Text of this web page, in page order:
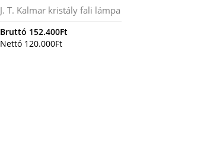
J. T. Kalmar kristály fali lámpa
Bruttó 152.400Ft
Nettó 120.000Ft